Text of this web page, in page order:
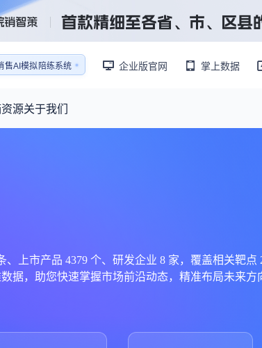
售AI模拟陪练系统
医生拜访场景
售AI模拟陪练系统
企业版官网 掌上数据
最新 从实验室到10亿爆款：创新药商业化的选
研发注册政策
专家观点
上市医药企业年报
源关于我们
上市产品 4379 个、研发企业 8 家，覆盖相关靶
据，助您快速掌握市场前沿动态，精准布局未来方